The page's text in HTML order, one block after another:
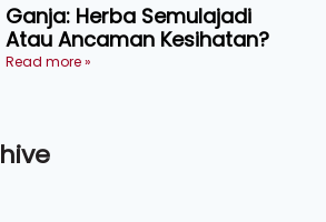
Ganja: Herba Semulajadi
Atau Ancaman Kesihatan?
Read more »